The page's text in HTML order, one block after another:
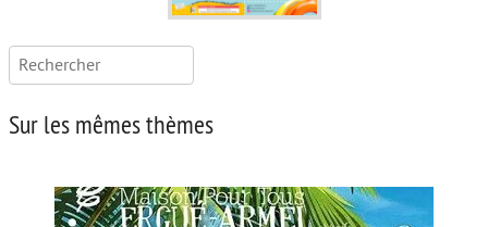
Rechercher :
Sur les mêmes thèmes